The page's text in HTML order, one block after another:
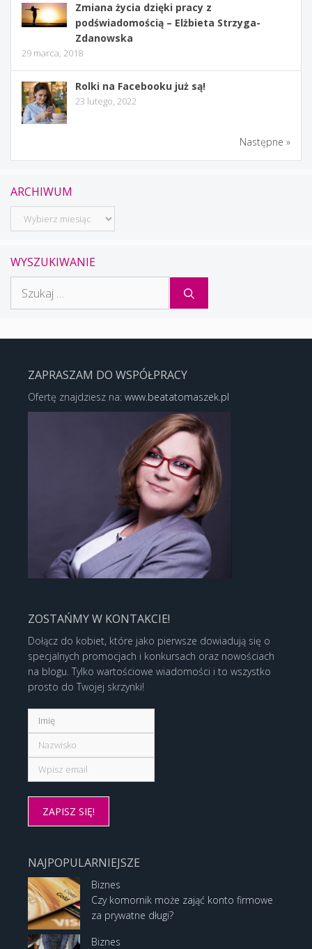
Zmiana życia dzięki pracy z
podświadomością – Elżbieta Strzyga-
Zdanowska
29 marca, 2018
Rolki na Facebooku już są!
23 lutego, 2022
Następne »
ARCHIWUM
Archiwum
WYSZUKIWANIE
ZAPRASZAM DO WSPÓŁPRACY
Ofertę znajdziesz na: www.beatatomaszek.pl
ZOSTAŃMY W KONTAKCIE!
Dołącz do kobiet, które jako pierwsze dowiadują się o
specjalnych promocjach i konkursach oraz nowościach
na blogu. Tylko wartościowe wiadomości i to wszystko
prosto do Twojej skrzynki!
NAJPOPULARNIEJSZE
Biznes
Czy komornik może zająć konto firmowe
za prywatne długi?
Biznes